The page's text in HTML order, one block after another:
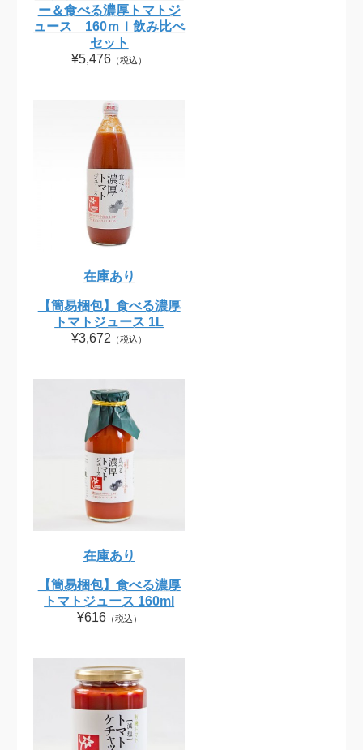
ー＆食べる濃厚トマトジ
ュース 160ｍｌ飲み比べ
セット
¥5,476 （税込）
在庫あり
【簡易梱包】食べる濃厚
トマトジュース 1L
¥3,672 （税込）
在庫あり
【簡易梱包】食べる濃厚
トマトジュース 160ml
¥616（税込）